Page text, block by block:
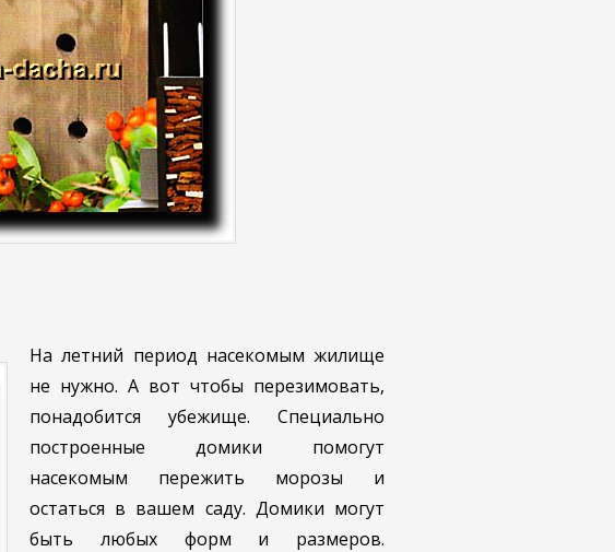
На летний период насекомым жилище
не нужно. А вот чтобы перезимовать,
понадобится убежище. Специально
построенные домики помогут
насекомым пережить морозы и
остаться в вашем саду. Домики могут
быть любых форм и размеров.